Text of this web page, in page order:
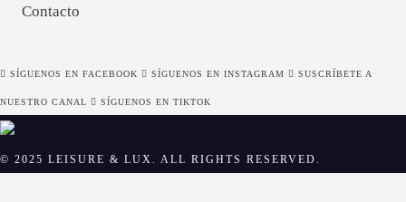
Contacto
SÍGUENOS EN FACEBOOK SÍGUENOS EN INSTAGRAM SUSCRÍBETE A
NUESTRO CANAL SÍGUENOS EN TIKTOK
© 2025 LEISURE & LUX. ALL RIGHTS RESERVED.